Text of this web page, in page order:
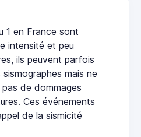
1 en France sont
intensité et peu
ils peuvent parfois
mais ne
de dommages
Ces événements
de la sismicité